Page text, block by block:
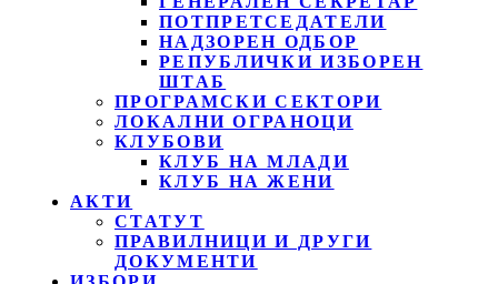
ПОТПРЕТСЕДАТЕЛИ
НАДЗОРЕН ОДБОР
РЕПУБЛИЧКИ ИЗБОРЕН
ШТАБ
ПРОГРАМСКИ СЕКТОРИ
ЛОКАЛНИ ОГРАНОЦИ
КЛУБОВИ
КЛУБ НА МЛАДИ
КЛУБ НА ЖЕНИ
АКТИ
СТАТУТ
ПРАВИЛНИЦИ И ДРУГИ
ДОКУМЕНТИ